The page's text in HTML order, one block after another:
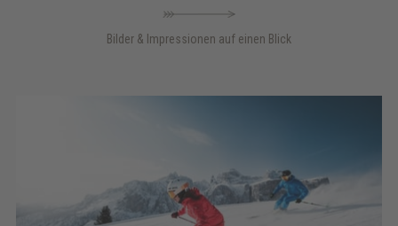
Bilder & Impressionen auf einen Blick